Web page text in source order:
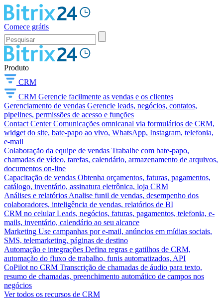
Comece grátis
Produto
CRM
CRM Gerencie facilmente as vendas e os clientes
Gerenciamento de vendas Gerencie leads, negócios, contatos,
pipelines, permissões de acesso e funções
Contact Center Comunicações omnicanal via formulários de CRM,
widget do site, bate-papo ao vivo, WhatsApp, Instagram, telefonia,
e-mail
Colaboração da equipe de vendas Trabalhe com bate-papo,
chamadas de vídeo, tarefas, calendário, armazenamento de arquivos,
documentos on-line
Capacitação de vendas Obtenha orçamentos, faturas, pagamentos,
catálogo, inventário, assinatura eletrônica, loja CRM
Análises e relatórios Analise funil de vendas, desempenho dos
colaboradores, inteligência de vendas, relatórios de BI
CRM no celular Leads, negócios, faturas, pagamentos, telefonia, e-
mails, inventário, calendário ao seu alcance
Marketing Use campanhas por e-mail, anúncios em mídias sociais,
SMS, telemarketing, páginas de destino
Automação e integrações Defina regras e gatilhos de CRM,
automação do fluxo de trabalho, funis automatizados, API
CoPilot no CRM Transcrição de chamadas de áudio para texto,
resumo de chamadas, preenchimento automático de campos nos
negócios
Ver todos os recursos de CRM